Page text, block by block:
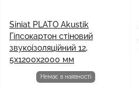
Siniat PLATO Akustik
Гіпсокартон стіновий
звукоізоляційний 12,
5x1200x2000 мм
Немає в наявності